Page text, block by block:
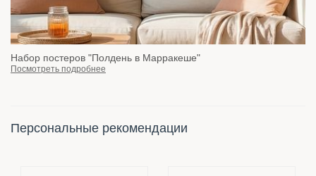
Набор постеров "Полдень в Марракеше"
Посмотреть подробнее
Персональные рекомендации